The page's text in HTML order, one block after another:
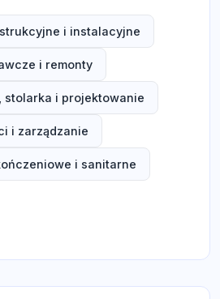
i instalacyjne
i remonty
stolarka i projektowanie
i zarządzanie
i sanitarne